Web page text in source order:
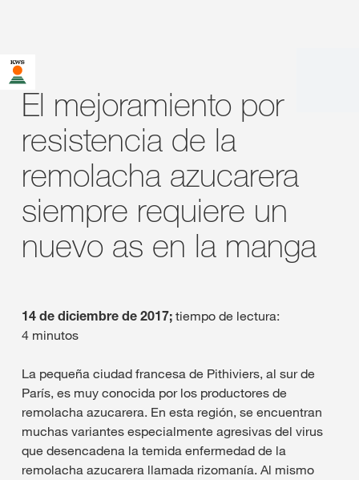
El mejoramiento por
resistencia de la
remolacha azucarera
siempre requiere un
nuevo as en la manga
14 de diciembre de 2017; tiempo de lectura:
4 minutos
La pequeña ciudad francesa de Pithiviers, al sur de
París, es muy conocida por los productores de
remolacha azucarera. En esta región, se encuentran
muchas variantes especialmente agresivas del virus
que desencadena la temida enfermedad de la
remolacha azucarera llamada rizomanía. Al mismo